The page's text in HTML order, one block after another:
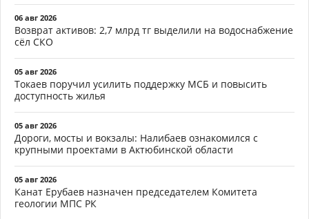
06 авг 2026
Возврат активов: 2,7 млрд тг выделили на водоснабжение
сёл СКО
05 авг 2026
Токаев поручил усилить поддержку МСБ и повысить
доступность жилья
05 авг 2026
Дороги, мосты и вокзалы: Налибаев ознакомился с
крупными проектами в Актюбинской области
05 авг 2026
Канат Ерубаев назначен председателем Комитета
геологии МПС РК